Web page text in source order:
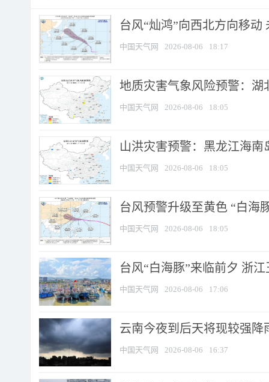
台风“灿鸿”向西北方向移动
中国天气网 2026-08-06 18:17
地质灾害气象风险预警：湖
中国天气网 2026-08-06 18:05
山洪灾害预警：黑龙江海
中国天气网 2026-08-06 18:05
台风预警升级至黄色 “白海
中国天气网 2026-08-06 18:05
台风“白海豚”来临前夕 浙
中国天气网 2026-08-06 17:06
云南今夜到后天将现较强降
中国天气网 2026-08-06 16:37